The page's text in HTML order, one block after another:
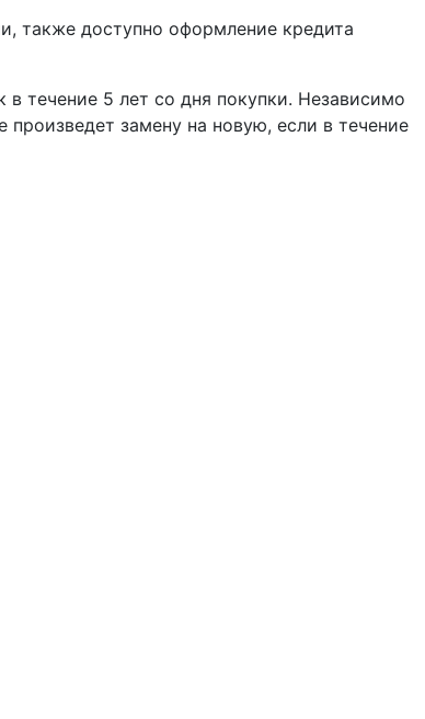
также доступно оформление кредита
в течение 5 лет со дня покупки. Независимо
замену на новую, если в течение